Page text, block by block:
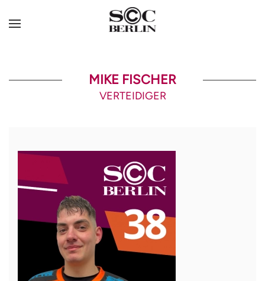
MIKE FISCHER
VERTEIDIGER